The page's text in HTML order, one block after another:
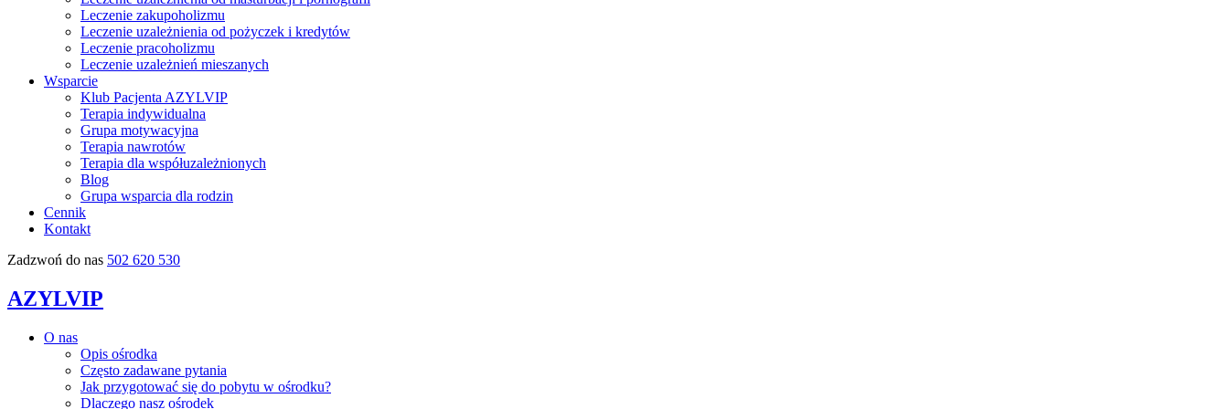
Leczenie zakupoholizmu
Leczenie uzależnienia od pożyczek i kredytów
Leczenie pracoholizmu
Leczenie uzależnień mieszanych
Wsparcie
Klub Pacjenta AZYLVIP
Terapia indywidualna
Grupa motywacyjna
Terapia nawrotów
Terapia dla współuzależnionych
Blog
Grupa wsparcia dla rodzin
Cennik
Kontakt
Zadzwoń do nas 502 620 530
AZYLVIP
O nas
Opis ośrodka
Często zadawane pytania
Jak przygotować się do pobytu w ośrodku?
Dlaczego nasz ośrodek